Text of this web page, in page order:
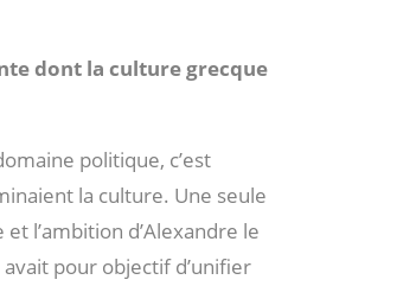
dont la culture grecque
politique, c’est
la culture. Une seule
l’ambition d’Alexandre le
pour objectif d’unifier